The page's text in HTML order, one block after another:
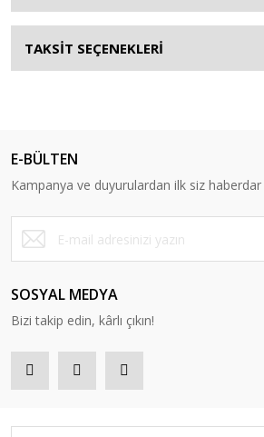
TAKSİT SEÇENEKLERİ
E-BÜLTEN
Kampanya ve duyurulardan ilk siz haberdar
SOSYAL MEDYA
Bizi takip edin, kârlı çıkın!